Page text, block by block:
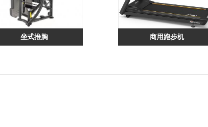
坐式推胸 商用跑步机